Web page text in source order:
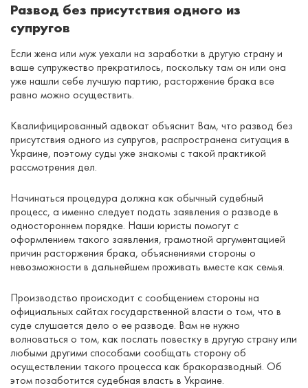
Развод без присутствия одного из
супругов
Если жена или муж уехали на заработки в другую страну и
ваше супружество прекратилось, поскольку там он или она
уже нашли себе лучшую партию, расторжение брака все
равно можно осуществить.
Квалифицированный адвокат объяснит Вам, что развод без
присутствия одного из супругов, распространена ситуация в
Украине, поэтому суды уже знакомы с такой практикой
рассмотрения дел.
Начинаться процедура должна как обычный судебный
процесс, а именно следует подать заявления о разводе в
одностороннем порядке. Наши юристы помогут с
оформлением такого заявления, грамотной аргументацией
причин расторжения брака, объяснениями стороны о
невозможности в дальнейшем проживать вместе как семья.
Производство происходит с сообщением стороны на
официальных сайтах государственной власти о том, что в
суде слушается дело о ее разводе. Вам не нужно
волноваться о том, как послать повестку в другую страну или
любыми другими способами сообщать сторону об
осуществлении такого процесса как бракоразводный. Об
этом позаботится судебная власть в Украине.